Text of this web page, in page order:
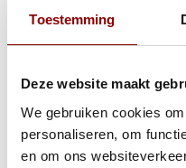
Toestemming
Deze website maakt
We gebruiken cookies
personaliseren, om
en om ons
Ladekast Crotone -
Bekijken